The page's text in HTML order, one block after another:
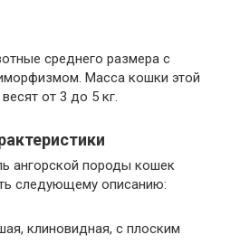
среднего размера с
Масса кошки этой
от 3 до 5 кг.
ангорской породы кошек
следующему описанию:
клиновидная, с плоским